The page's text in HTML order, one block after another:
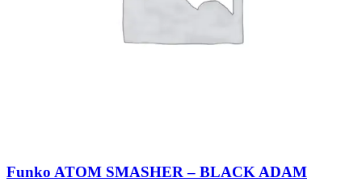
Funko ATOM SMASHER – BLACK ADAM